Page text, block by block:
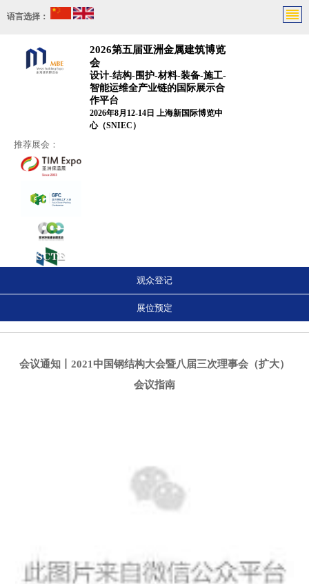
语言选择：
2026第五届亚洲金属建筑博览
会
设计-结构-围护-材料-装备-施工-
智能运维全产业链的国际展示合
作平台
2026年8月12-14日 上海新国际博览中
心（SNIEC）
推荐展会：
观众登记
展位预定
会议通知丨2021中国钢结构大会暨八届三次理事会（扩大）
会议指南